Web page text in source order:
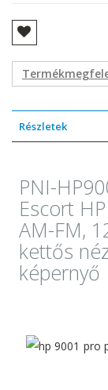
Részletek
PNI-
Escort
AM-FM,
kettős
képernyő